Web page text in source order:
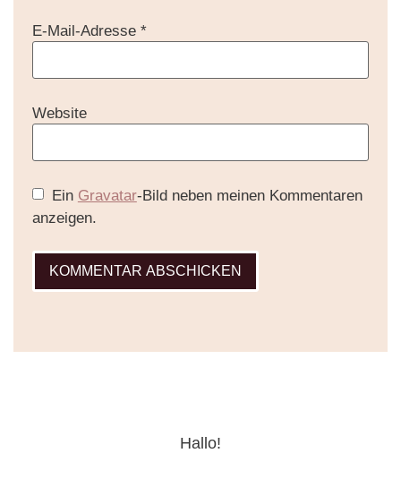
E-Mail-Adresse*
Website
Ein Gravatar-Bild neben meinen Kommentaren
anzeigen.
Hallo!